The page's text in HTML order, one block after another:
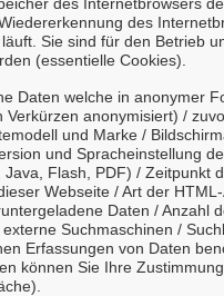
des
Sie sind für den Betrieb
(essentielle Cookies).
Daten welche in anonymer
anonymisiert) /
und Marke /
und Spracheinstellung
Flash, PDF) / Zeitpunkt
Webseite / Art der
Daten / Anzahl
Suchmaschinen /
Erfassungen von Daten
können Sie Ihre
auf nicht barrierefreie
Sprachgestaltung
Infografiken) oder
mit Untertiteln